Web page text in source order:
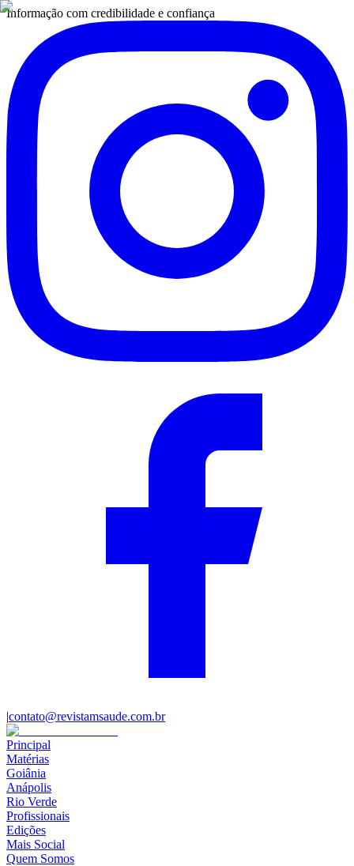
Informação com credibilidade e confiança
|contato@revistamsaude.com.br
Principal
Matérias
Goiânia
Anápolis
Rio Verde
Profissionais
Edições
Mais Social
Quem Somos